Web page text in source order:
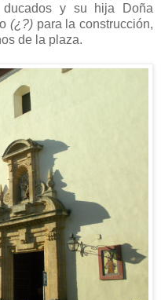
y su hija Doña
(¿?) para la construcción,
de la plaza.